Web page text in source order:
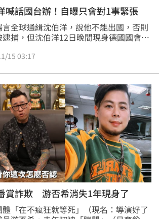
喊話國台辦！自曝只會對1事緊張
言全球通緝沈伯洋，說他不能出國，否則
逮捕，但沈伯洋12日晚間現身德國國會到
無視威脅還出國作證，中國國台辦發言
的懲治措施，依法終身追責」。對此，沈
（14）日拍影片回覆，若國台辦想要制裁
一個方法。
15 03:17
賞詐欺 游否希消失1年現身了
「在不瘋狂就等死」（現名：導演好了